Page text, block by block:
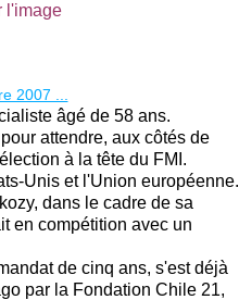
l'image
âgé de 58 ans.
attendre, aux côtés de
à la tête du FMI.
Unis et l'Union européenne.
dans le cadre de sa
en compétition avec un
de cinq ans, s'est déjà
par la Fondation Chile 21,